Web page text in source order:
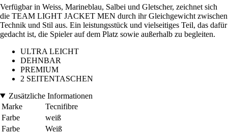
Verfügbar in Weiss, Marineblau, Salbei und Gletscher, zeichnet sich
die TEAM LIGHT JACKET MEN durch ihr Gleichgewicht zwischen
Technik und Stil aus. Ein leistungsstück und vielseitiges Teil, das dafür
gedacht ist, die Spieler auf dem Platz sowie außerhalb zu begleiten.
ULTRA LEICHT
DEHNBAR
PREMIUM
2 SEITENTASCHEN
Zusätzliche Informationen
Marke
Tecnifibre
Farbe
weiß
Farbe
Weiß